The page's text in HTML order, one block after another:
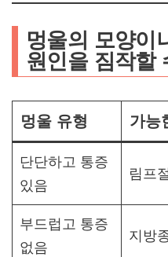
멍울의 모양이
원인을 짐작할
멍울 유형 가능
단단하고 통증
있음
림프
부드럽고 통증
없음
지방